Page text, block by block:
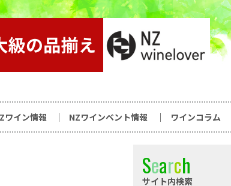
ワイン情報 NZワインベント情報 ワインコラム
Search
サイト内検索